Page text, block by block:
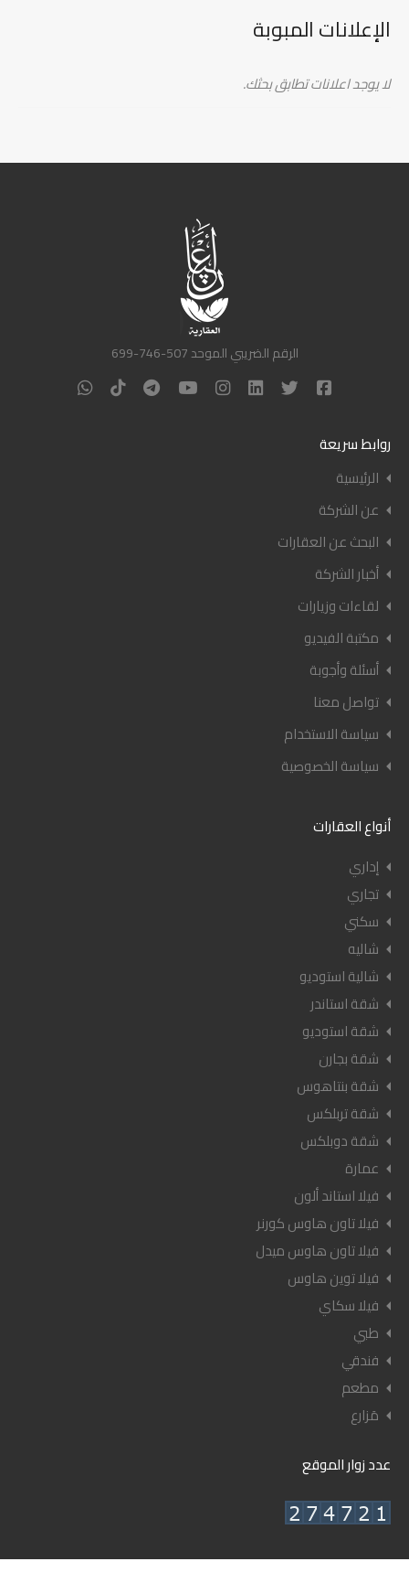
الإعلانات المبوبة
لا يوجد اعلانات تطابق بحثك.
الرقم الضريبي الموحد 507-746-699
روابط سريعة
الرئيسية
عن الشركة
البحث عن العقارات
أخبار الشركة
لقاءات وزيارات
مكتبة الفيديو
أسئلة وأجوبة
تواصل معنا
سياسة الاستخدام
سياسة الخصوصية
أنواع العقارات
إداري
تجاري
سكني
شاليه
شالية استوديو
شقة استاندر
شقة استوديو
شقة بجارن
شقة بنتاهوس
شقة تربلكس
شقة دوبلكس
عمارة
فيلا استاند ألون
فيلا تاون هاوس كورنر
فيلا تاون هاوس ميدل
فيلا توين هاوس
فيلا سكاي
طبي
فندقي
مطعم
مَزارع
عدد زوار الموقع